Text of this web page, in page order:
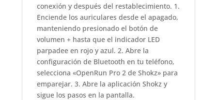
conexión y después del restablecimiento. 1.
Enciende los auriculares desde el apagado,
manteniendo presionado el botón de
volumen + hasta que el indicador LED
parpadee en rojo y azul. 2. Abre la
configuración de Bluetooth en tu teléfono,
selecciona «OpenRun Pro 2 de Shokz» para
emparejar. 3. Abre la aplicación Shokz y
sigue los pasos en la pantalla.